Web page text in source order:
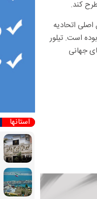
کند.
اتحادیه
جهانی کشتی برای انتخاب این کشتی‌گیر آمریکایی به عنوان بهترین کشتی‌گیر آزادکار جهان در سال ۲۰۱۸ بوده است. تیلور
جهانی
استانها